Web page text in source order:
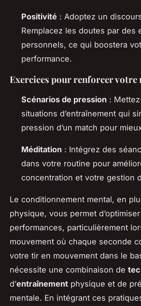
Positivité : Adoptez un
Remplacez les doutes par des
personnels, ce qui boostera
performance.
Exercices pour renforcer votre
Scénarios de pression :
situations d’entraînement qui
pression d’un match pour
Méditation : Intégrez des
dans votre routine pour
concentration et votre gestion
Le conditionnement mental, en
physique, vous permet
performances, particulièrement
mouvement où chaque seconde
votre tir en mouvement dans le
nécessite une combinaison de
d’entraînement physique et de
mentale. En intégrant ces